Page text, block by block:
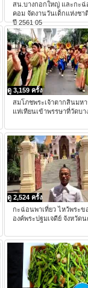
สน.บางกอกใหญ่ และกะ
คอม จัดงานวันเด็กแห่งชา
ปี 2561 05
ดู 3,159 ครั้ง
สมโภชพระเจ้าตากสินมห
แห่เทียนเข้าพรรษาที่วัดบา
ดู 2,524 ครั้ง
กะฉ่อนพาเที่ยว ไหว้พระข
องค์พระปฐมเจดีย์ จังหวัด